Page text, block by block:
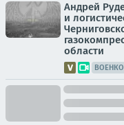
Андрей
и
области